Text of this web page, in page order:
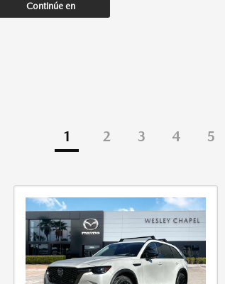
Continúe en
1 2 3 4 5